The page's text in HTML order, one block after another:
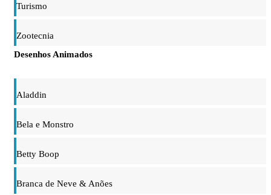
Turismo
Zootecnia
Desenhos Animados
Aladdin
Bela e Monstro
Betty Boop
Branca de Neve & Anões